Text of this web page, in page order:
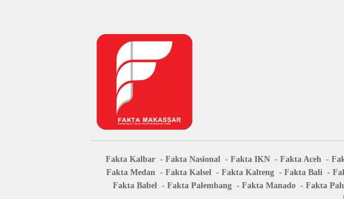
Fakta Kalbar Fakta Nasional Fakta IKN Fakta Aceh
Fakta Medan
Fakta Kalsel Fakta Kalteng Fakta Bali
Fakta Babel
Fakta Palembang Fakta Manado Fakta